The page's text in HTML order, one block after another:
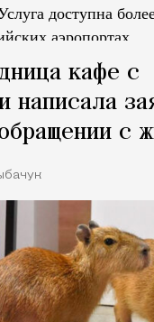
доступна
аэропортах.
кафе с
написала
с